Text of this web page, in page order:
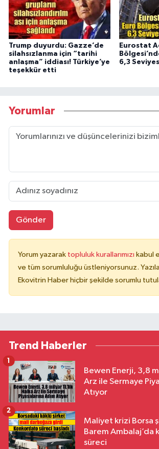
Trump duyurdu: Gazze’de
silahsızlanma için “tarihi
anlaşma” iddiası! Türkiye’ye
teşekkür etti
Eurostat
6,3
Yorumlar
Gönder
Yorum yazarak topluluk kurallarımızı kabul
ve tüm sorumluluğu üstleniyorsunuz.
Ekovitrin Haber hiçbir şekilde sorumlu
Trend Haberler
Bewen Enerji, 3,8
Arz ile Sermaye
Atıyor
1
Maliyet krizi Borsa
Barem Ambalaj’da
süreci
2